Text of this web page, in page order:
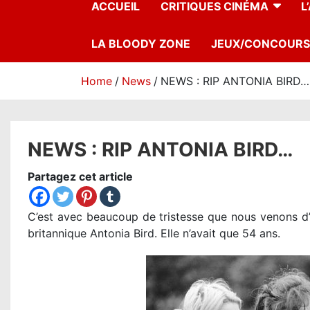
ACCUEIL CRITIQUES CINÉMA
LA BLOODY ZONE JEUX/CONCOURS
Home News NEWS : RIP ANTONIA BIRD…
NEWS : RIP ANTONIA BIRD…
Partagez cet article
C’est avec beaucoup de tristesse que nous venons
britannique Antonia Bird. Elle n’avait que 54 ans.